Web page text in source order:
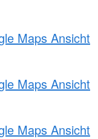
Maps Ansicht
Maps Ansicht
Maps Ansicht